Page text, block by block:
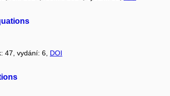
47, vydání: 6, DOI